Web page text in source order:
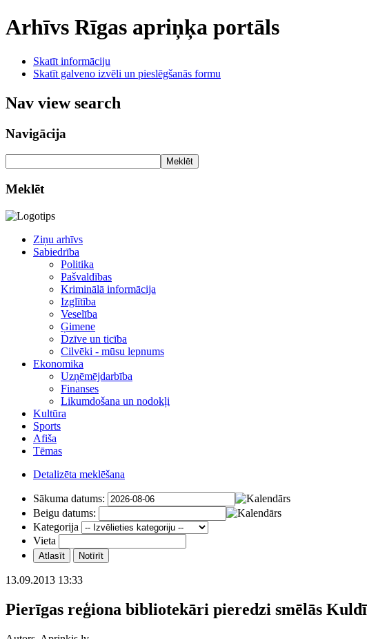
Arhīvs Rīgas apriņķa portāls
Skatīt informāciju
Skatīt galveno izvēli un pieslēgšanās formu
Nav view search
Navigācija
Meklēt
Meklēt
Ziņu arhīvs
Sabiedrība
Politika
Pašvaldības
Kriminālā informācija
Izglītība
Veselība
Ģimene
Dzīve un ticība
Cilvēki - mūsu lepnums
Ekonomika
Uzņēmējdarbība
Finanses
Likumdošana un nodokļi
Kultūra
Sports
Afiša
Tēmas
Detalizēta meklēšana
Sākuma datums:
Beigu datums:
Kategorija
Vieta
13.09.2013 13:33
Pierīgas reģiona bibliotekāri pieredzi smēlās